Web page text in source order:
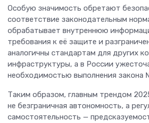
Особую значимость обретают
соответствие законодательным
обрабатывает внутреннюю
требования к её защите и
аналогичны стандартам для других
инфраструктуры, а в России
необходимостью выполнения
Таким образом, главным трендом
не безграничная автономность, а
самостоятельность —